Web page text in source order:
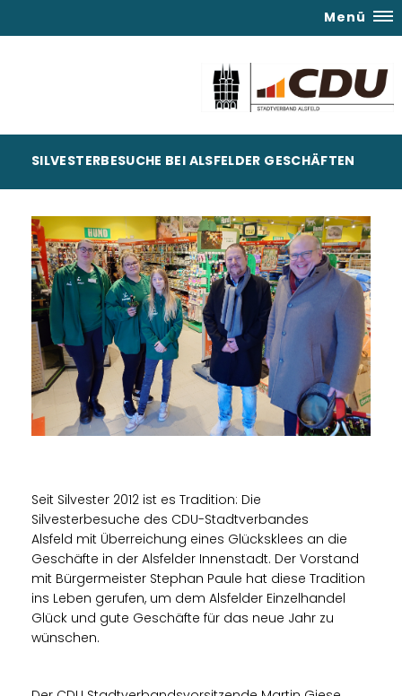
Menü
SILVESTERBESUCHE BEI ALSFELDER GESCHÄFTEN
Seit Silvester 2012 ist es Tradition: Die
Silvesterbesuche des CDU-Stadtverbandes
Alsfeld mit Überreichung eines Glücksklees an die
Geschäfte in der Alsfelder Innenstadt. Der Vorstand
mit Bürgermeister Stephan Paule hat diese Tradition
ins Leben gerufen, um dem Alsfelder Einzelhandel
Glück und gute Geschäfte für das neue Jahr zu
wünschen.